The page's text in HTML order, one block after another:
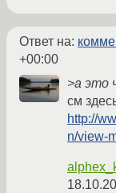
Ответ на:
+00:00
>а это
см
http://
n/view-